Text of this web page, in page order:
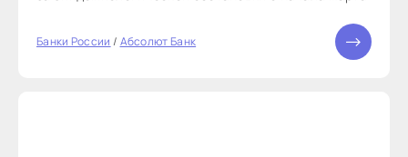
Банки России / Абсолют Банк